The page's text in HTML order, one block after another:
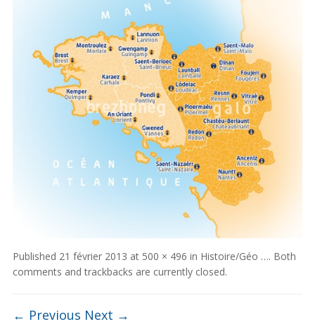
Published 21 février 2013 at 500 × 496 in Histoire/Géo …. Both
comments and trackbacks are currently closed.
← Previous Next →